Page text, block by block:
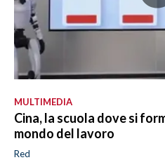
MULTIMEDIA
Cina, la scuola dove si
mondo del lavoro
Red